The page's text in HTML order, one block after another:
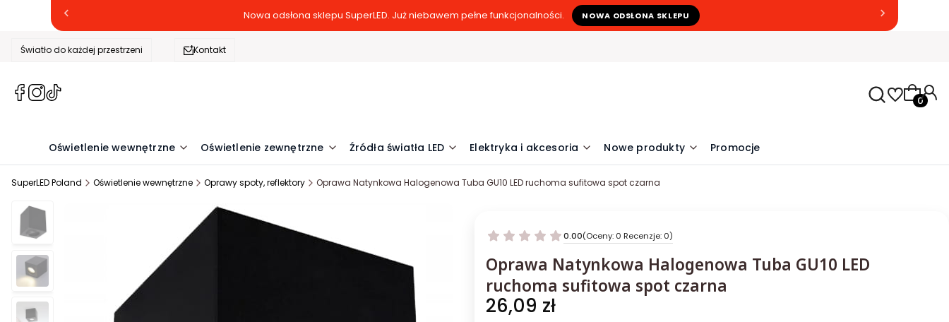
Nowa odsłona sklepu SuperLED. Już niebawem pełne funkcjonalności. NOWA ODSŁONA SKLEPU
Światło do każdej przestrzeni Kontakt
(Otwiera
(Otwiera
nowej
(Otwiera
nowej
Oświetlenie wewnętrzne Oświetlenie zewnętrzne Źródła światła LED Elektryka i akcesoria Nowe produkty Promocje
SuperLED Poland Oświetlenie wewnętrzne Oprawy spoty, reflektory Oprawa Natynkowa Halogenowa Tuba GU10 LED ruchoma sufitowa spot czarna
0.00(Oceny: 0 Recenzje: 0)
Oprawa Natynkowa Halogenowa Tuba GU10 LED
ruchoma sufitowa spot czarna
Cena
26,09 zł